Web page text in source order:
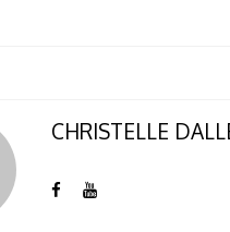
CHRISTELLE